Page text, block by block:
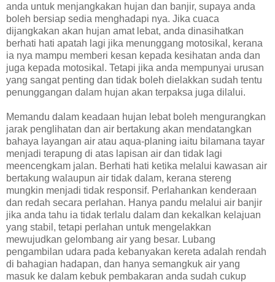
anda untuk menjangkakan hujan dan banjir, supaya anda
boleh bersiap sedia menghadapi nya. Jika cuaca
dijangkakan akan hujan amat lebat, anda dinasihatkan
berhati hati apatah lagi jika menunggang motosikal, kerana
ia nya mampu memberi kesan kepada kesihatan anda dan
juga kepada motosikal. Tetapi jika anda mempunyai urusan
yang sangat penting dan tidak boleh dielakkan sudah tentu
penunggangan dalam hujan akan terpaksa juga dilalui.
Memandu dalam keadaan hujan lebat boleh mengurangkan
jarak penglihatan dan air bertakung akan mendatangkan
bahaya layangan air atau aqua-planing iaitu bilamana tayar
menjadi terapung di atas lapisan air dan tidak lagi
meencengkam jalan. Berhati hati ketika melalui kawasan air
bertakung walaupun air tidak dalam, kerana stereng
mungkin menjadi tidak responsif. Perlahankan kenderaan
dan redah secara perlahan. Hanya pandu melalui air banjir
jika anda tahu ia tidak terlalu dalam dan kekalkan kelajuan
yang stabil, tetapi perlahan untuk mengelakkan
mewujudkan gelombang air yang besar. Lubang
pengambilan udara pada kebanyakan kereta adalah rendah
di bahagian hadapan, dan hanya semangkuk air yang
masuk ke dalam kebuk pembakaran anda sudah cukup